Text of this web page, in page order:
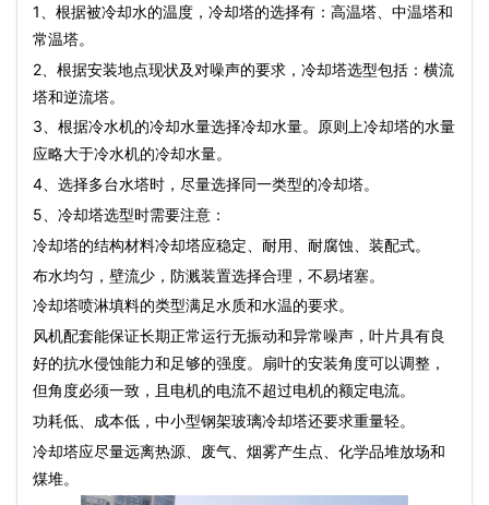
1、根据被冷却水的温度，冷却塔的选择有：高温塔、中温塔和
常温塔。
2、根据安装地点现状及对噪声的要求，冷却塔选型包括：横流
塔和逆流塔。
3、根据冷水机的冷却水量选择冷却水量。原则上冷却塔的水量
应略大于冷水机的冷却水量。
4、选择多台水塔时，尽量选择同一类型的冷却塔。
5、冷却塔选型时需要注意：
冷却塔的结构材料冷却塔应稳定、耐用、耐腐蚀、装配式。
布水均匀，壁流少，防溅装置选择合理，不易堵塞。
冷却塔喷淋填料的类型满足水质和水温的要求。
风机配套能保证长期正常运行无振动和异常噪声，叶片具有良
好的抗水侵蚀能力和足够的强度。扇叶的安装角度可以调整，
但角度必须一致，且电机的电流不超过电机的额定电流。
功耗低、成本低，中小型钢架玻璃冷却塔还要求重量轻。
冷却塔应尽量远离热源、废气、烟雾产生点、化学品堆放场和
煤堆。